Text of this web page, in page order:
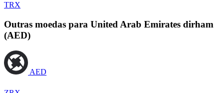
TRX
Outras moedas para United Arab Emirates dirham
(AED)
AED